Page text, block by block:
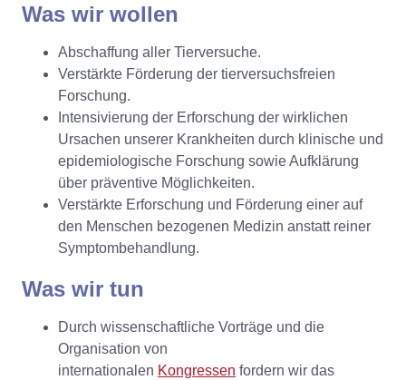
Was wir wollen
Abschaffung aller Tierversuche.
Verstärkte Förderung der tierversuchsfreien
Forschung.
Intensivierung der Erforschung der wirklichen
Ursachen unserer Krankheiten durch klinische und
epidemiologische Forschung sowie Aufklärung
über präventive Möglichkeiten.
Verstärkte Erforschung und Förderung einer auf
den Menschen bezogenen Medizin anstatt reiner
Symptombehandlung.
Was wir tun
Durch wissenschaftliche Vorträge und die
Organisation von
internationalen Kongressen fordern wir das